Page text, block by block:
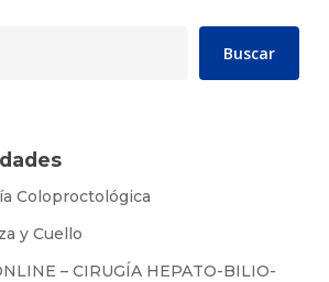
Buscar
Coloproctológica
y Cuello
– CIRUGÍA HEPATO-BILIO-